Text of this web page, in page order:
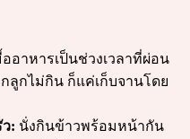
อาหารเป็นช่วงเวลาที่ผ่อน
ลูกไม่กิน ก็แค่เก็บจานโดย
: นั่งกินข้าวพร้อมหน้ากัน